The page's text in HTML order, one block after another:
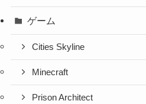
ゲーム
Cities Skyline
Minecraft
Prison Architect